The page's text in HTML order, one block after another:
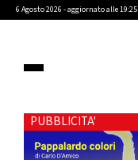
6 Agosto 2026 - aggiornato alle 19:25
PUBBLICITA'